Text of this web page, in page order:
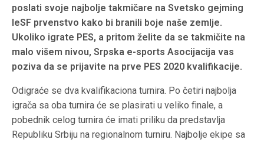
poslati svoje najbolje takmičare na Svetsko gejming
IeSF prvenstvo kako bi branili boje naše zemlje.
Ukoliko igrate PES, a pritom želite da se takmičite na
malo višem nivou, Srpska e-sports Asocijacija vas
poziva da se prijavite na prve PES 2020 kvalifikacije.
Odigraće se dva kvalifikaciona turnira. Po četiri najbolja
igrača sa oba turnira će se plasirati u veliko finale, a
pobednik celog turnira će imati priliku da predstavlja
Republiku Srbiju na regionalnom turniru. Najbolje ekipe sa